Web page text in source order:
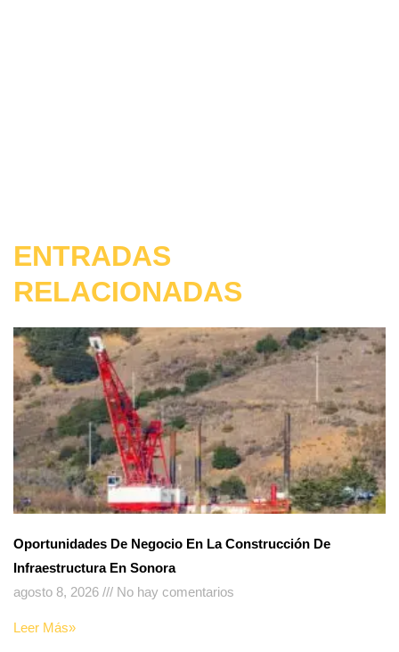
ENTRADAS
RELACIONADAS
Oportunidades De Negocio En La Construcción De
Infraestructura En Sonora
agosto 8, 2026
No hay comentarios
Leer Más»